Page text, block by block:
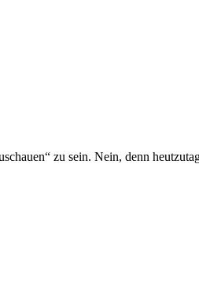
zu sein. Nein, denn